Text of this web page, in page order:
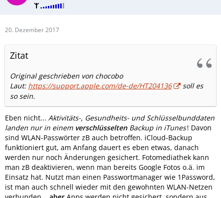
20. Dezember 2017
Zitat
Original geschrieben von chocobo
Laut: https://support.apple.com/de-de/HT204136
soll es
so sein.
Eben nicht... Aktivitäts-, Gesundheits- und Schlüsselbunddaten
landen nur in einem verschlüsselten Backup in iTunes! Davon
sind WLAN-Passwörter zB auch betroffen. iCloud-Backup
funktioniert gut, am Anfang dauert es eben etwas, danach
werden nur noch Änderungen gesichert. Fotomediathek kann
man zB deaktivieren, wenn man bereits Google Fotos o.ä. im
Einsatz hat. Nutzt man einen Passwortmanager wie 1Password,
ist man auch schnell wieder mit den gewohnten WLAN-Netzen